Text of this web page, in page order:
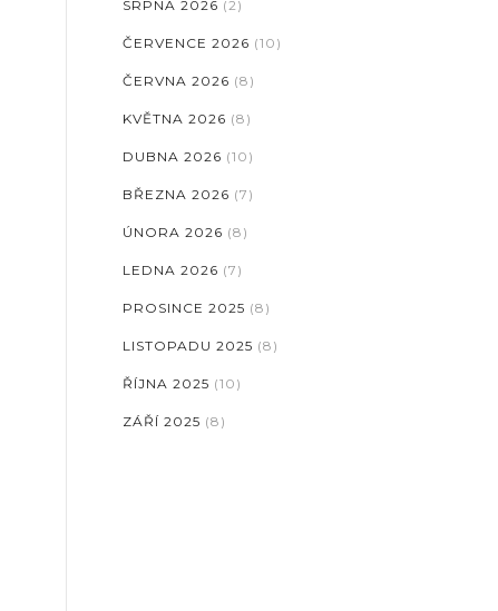
SRPNA 2026 (2)
ČERVENCE 2026 (10)
ČERVNA 2026 (8)
KVĚTNA 2026 (8)
DUBNA 2026 (10)
BŘEZNA 2026 (7)
ÚNORA 2026 (8)
LEDNA 2026 (7)
PROSINCE 2025 (8)
LISTOPADU 2025 (8)
ŘÍJNA 2025 (10)
ZÁŘÍ 2025 (8)